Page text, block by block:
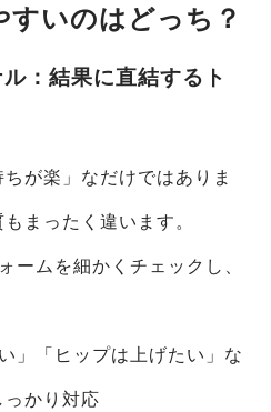
すいのはどっち？
：結果に直結するト
が楽」なだけではありま
まったく違います。
ムを細かくチェックし、
」「ヒップは上げたい」な
かり対応